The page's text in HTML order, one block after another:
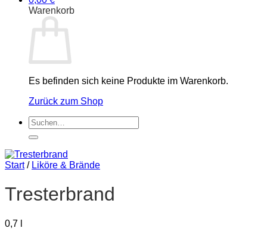
Warenkorb
Es befinden sich keine Produkte im Warenkorb.
Zurück zum Shop
Suchen
nach:
Start / Liköre & Brände
Tresterbrand
0,7